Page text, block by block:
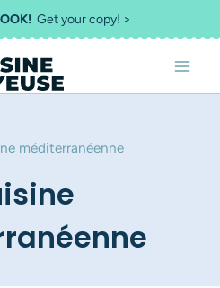
Get your copy! >
méditerranéenne